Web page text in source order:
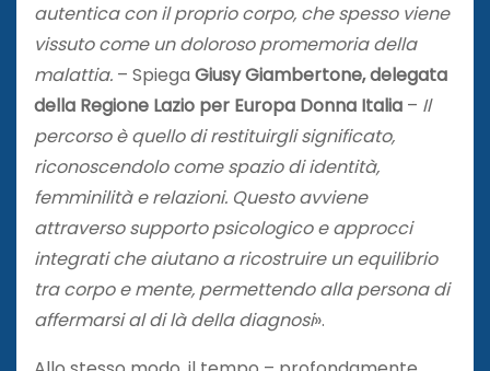
autentica con il proprio corpo, che spesso viene
vissuto come un doloroso promemoria della
malattia. – Spiega Giusy Giambertone, delegata
della Regione Lazio per Europa Donna Italia – Il
percorso è quello di restituirgli significato,
riconoscendolo come spazio di identità,
femminilità e relazioni. Questo avviene
attraverso supporto psicologico e approcci
integrati che aiutano a ricostruire un equilibrio
tra corpo e mente, permettendo alla persona di
affermarsi al di là della diagnosi».